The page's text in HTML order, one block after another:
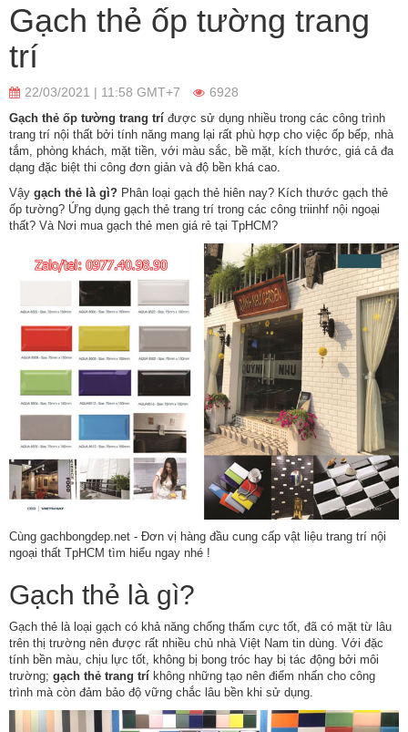
Gạch thẻ ốp tường trang
trí
22/03/2021 | 11:58 GMT+7 6928
Gạch thẻ ốp tường trang trí được sử dụng nhiều trong các công trình
trang trí nội thất bởi tính năng mang lại rất phù hợp cho việc ốp bếp, nhà
tắm, phòng khách, mặt tiền, với màu sắc, bề mặt, kích thước, giá cả đa
dạng đặc biệt thi công đơn giản và độ bền khá cao.
Vậy gạch thẻ là gì? Phân loại gạch thẻ hiên nay? Kích thước gạch thẻ
ốp tường? Ứng dụng gạch thẻ trang trí trong các công triinhf nội ngoại
thất? Và Nơi mua gạch thẻ men giá rẻ tại TpHCM?
Cùng gachbongdep.net - Đơn vị hàng đầu cung cấp vật liệu trang trí nội
ngoại thất TpHCM tìm hiểu ngay nhé !
Gạch thẻ là gì?
Gạch thẻ là loại gạch có khả năng chống thấm cực tốt, đã có mặt từ lâu
trên thị trường nên được rất nhiều chủ nhà Việt Nam tin dùng. Với đặc
tính bền màu, chịu lực tốt, không bị bong tróc hay bị tác động bởi môi
trường; gạch thẻ trang trí không những tạo nên điểm nhấn cho công
trình mà còn đảm bảo độ vững chắc lâu bền khi sử dụng.